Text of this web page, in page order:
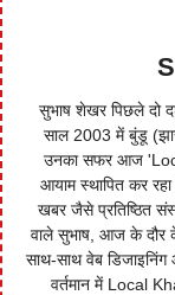
सुभाष शेखर पिछले दो
साल 2003 में बुंडू
उनका सफर आज
आयाम स्थापित कर
खबर जैसे प्रतिष्ठित
वाले सुभाष, आज के दौर
साथ-साथ वेब
वर्तमान में Local